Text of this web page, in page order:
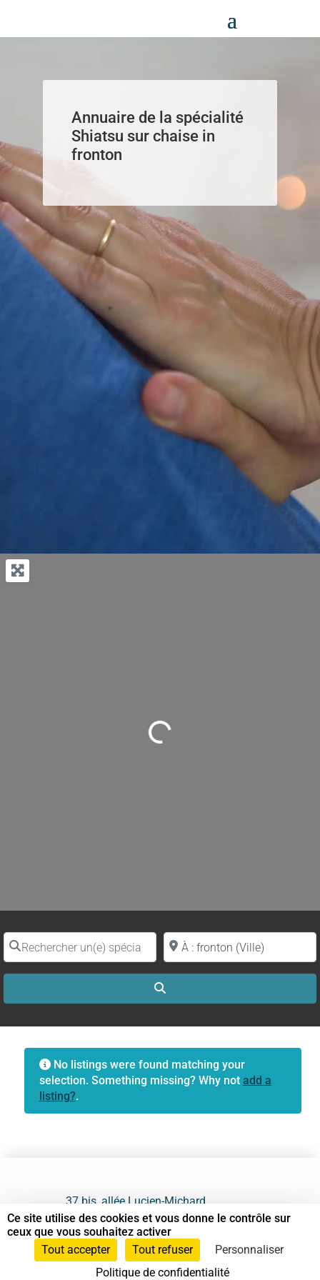
Annuaire de la spécialité
Shiatsu sur chaise in
fronton
Loading...
Rechercher un(e) spécialiste par nomProche de (ville ou région)
No listings were found matching your
selection. Something missing? Why not add a
listing?.
37 bis, allée Lucien-Michard
93190 Livry-Gargan
06 61 87 28 09
Ce site utilise des cookies et vous donne le contrôle sur
ceux que vous souhaitez activer
Tout accepter
Tout refuser
Personnaliser
Politique de confidentialité